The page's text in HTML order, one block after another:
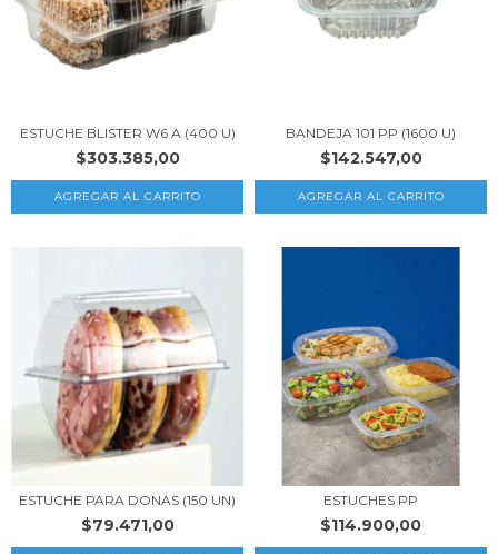
ESTUCHE BLISTER W6 A (400 U)
$303.385,00
BANDEJA 101 PP (1600 U)
$142.547,00
ESTUCHE PARA DONAS (150 UN)
$79.471,00
ESTUCHES PP
$114.900,00